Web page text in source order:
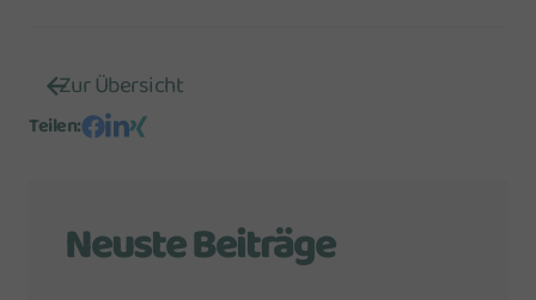
Zur Übersicht
Teilen:
Neuste Beiträge